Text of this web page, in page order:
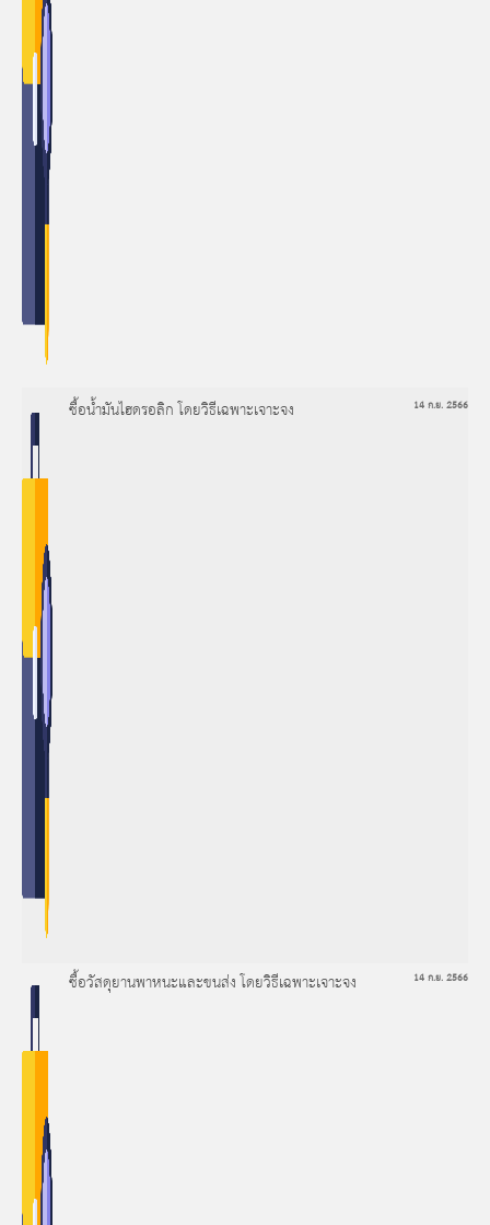
ซื้อน้ำมันไฮดรอลิก โดยวิธีเฉพาะเจาะจง 14 ก.ย. 2566
ซื้อวัสดุยานพาหนะและขนส่ง โดยวิธีเฉพาะเจาะจง 14 ก.ย. 2566